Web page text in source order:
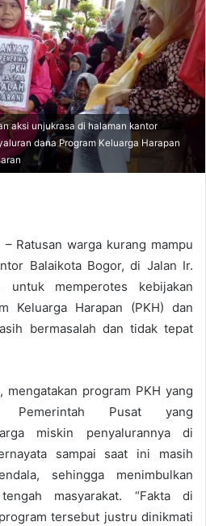
aksi unjukrasa di halaman kantor
dana Program Keluarga Harapan
– Ratusan warga kurang mampu
Balaikota Bogor, di Jalan Ir.
untuk memperotes kebijakan
Keluarga Harapan (PKH) dan
bermasalah dan tidak tepat
mengatakan program PKH yang
Pemerintah Pusat yang
miskin penyalurannya di
sampai saat ini masih
sehingga menimbulkan
masyarakat. “Fakta di
tersebut justru dinikmati